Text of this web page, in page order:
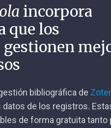
incorpora
que los
bibliográfica de
datos de los registros.
de forma gratuita tanto